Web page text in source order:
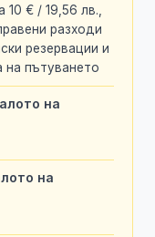
10 € / 19,56 лв.,
разходи
резервации и
на пътуването
на
на